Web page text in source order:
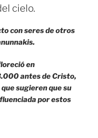
cielo.
con seres de otros
en
antes de Cristo,
sugieren que su
por estos